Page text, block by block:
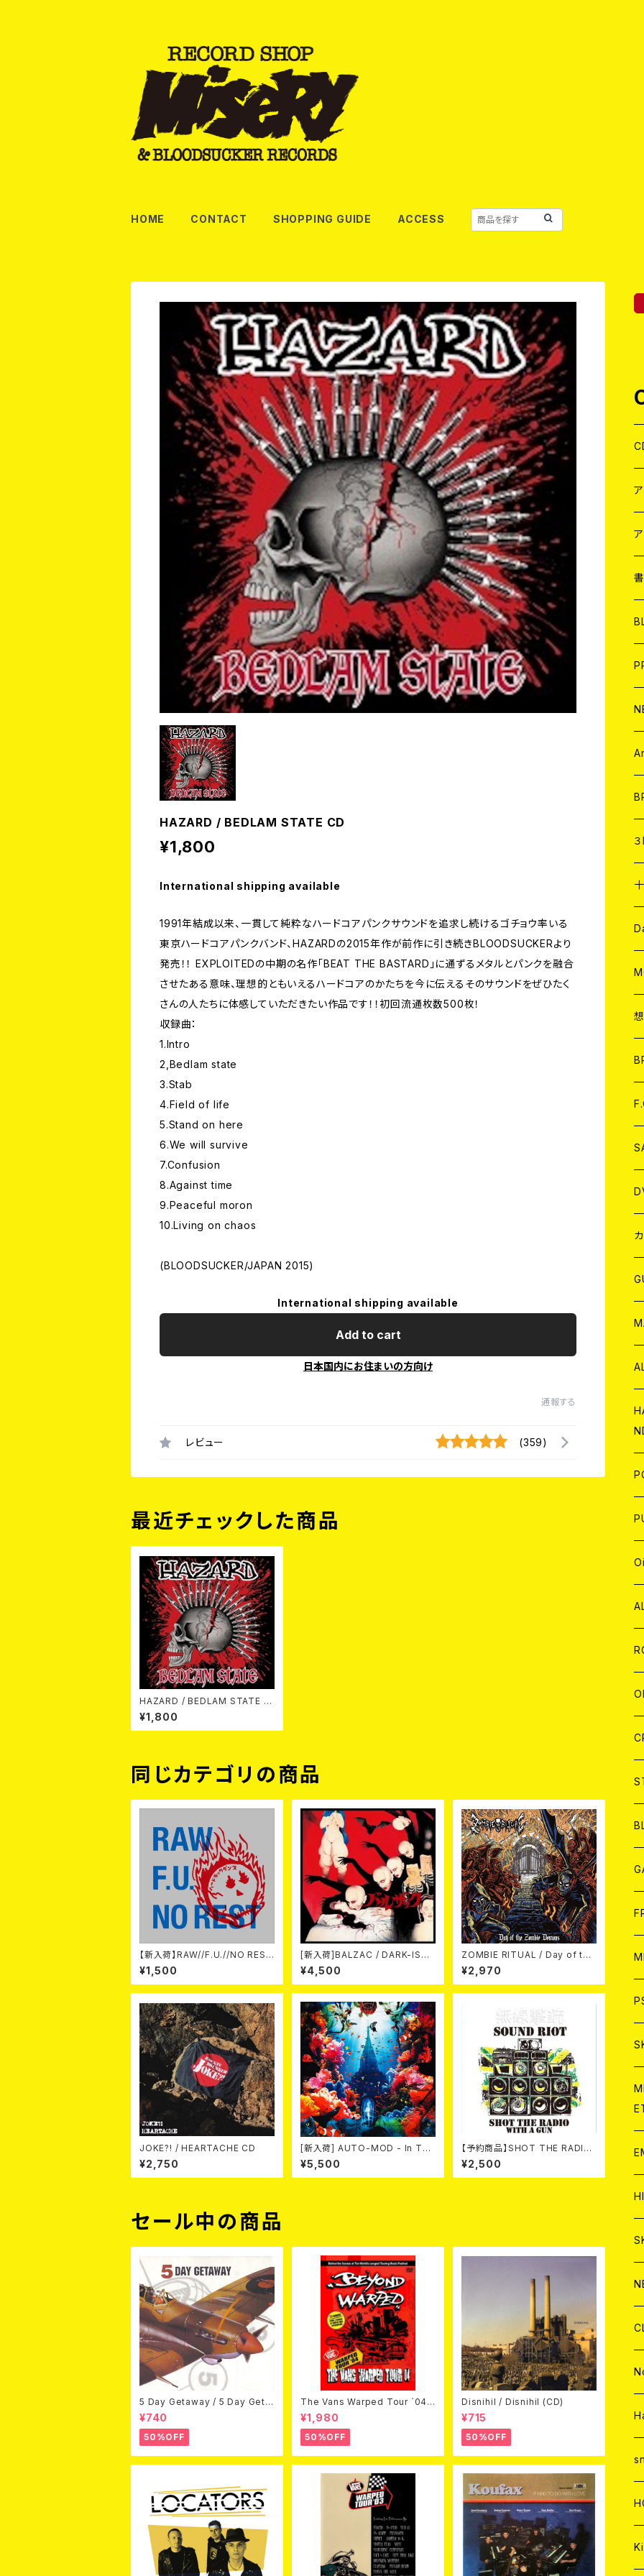
HOME CONTACT SHOPPING GUIDE ACCESS
HAZARD / BEDLAM STATE CD
¥1,800
International shipping available
1991年結成以来、一貫して純粋なハードコアパンクサウンドを追求し続けるゴチョウ率いる
東京ハードコアパンクバンド、HAZARDの2015年作が前作に引き続きBLOODSUCKERより
発売！！ EXPLOITEDの中期の名作「BEAT THE BASTARD」に通ずるメタルとパンクを融合
させたある意味、理想的ともいえるハードコアのかたちを今に伝えるそのサウンドをぜひたく
さんの人たちに体感していただきたい作品です！！初回流通枚数500枚！
収録曲：
1.Intro
2,Bedlam state
3.Stab
4.Field of life
5.Stand on here
6.We will survive
7.Confusion
8.Against time
9.Peaceful moron
10.Living on chaos
(BLOODSUCKER/JAPAN 2015)
International shipping available
Add to cart
日本国内にお住まいの方向け
通報する
レビュー (359)
最近チェックした商品
HAZARD / BEDLAM STATE C
D
¥1,800
同じカテゴリの商品
【新入荷】RAW//F.U.//NO REST
/ 3way split EP ハード ラック
ダンス (CD)
¥1,500
[新入荷]BALZAC / DARK-ISM
-20th Anniversary Compilati
on- (2CD)
¥4,500
ZOMBIE RITUAL / Day of the
Zombie Demons
¥2,970
JOKE?! / HEARTACHE CD
¥2,750
[新入荷] AUTO-MOD - In The
Wake Of KING AUTO-MOD
（CD+DVD/初回限定盤）
¥5,500
【予約商品】SHOT THE RADIO
WITH A GUN / SOUND RIOT
(CD)【8月８日発売】
¥2,500
セール中の商品
5 Day Getaway / 5 Day Geta
way (CDEP)
¥740
50%OFF
The Vans Warped Tour `04
Beyond Warped (国内盤DVD)
¥1,980
50%OFF
Disnihil / Disnihil (CD)
¥715
50%OFF
７
LP
CD
CD
CD
CD